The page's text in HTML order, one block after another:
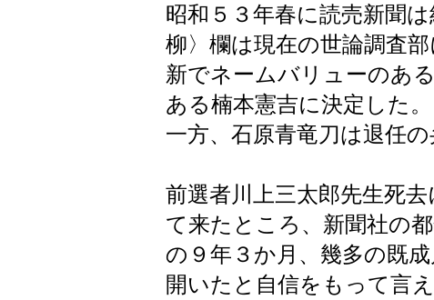
昭和５３年春に読売新聞
柳〉欄は現在の世論調査
新でネームバリューのあ
ある楠本憲吉に決定した。
一方、石原青竜刀は退任
前選者川上三太郎先生死
て来たところ、新聞社の
の９年３か月、幾多の既
開いたと自信をもって言